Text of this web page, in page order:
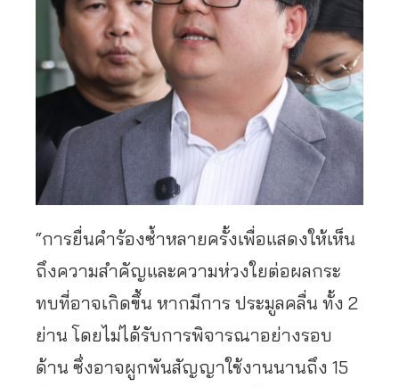
“การยื่นคำร้องซ้ำหลายครั้งเพื่อแสดงให้เห็น
ถึงความสำคัญและความห่วงใยต่อผลกระ
ทบที่อาจเกิดขึ้น หากมีการ ประมูลคลื่น ทั้ง 2
ย่าน โดยไม่ได้รับการพิจารณาอย่างรอบ
ด้าน ซึ่งอาจผูกพันสัญญาใช้งานนานถึง 15